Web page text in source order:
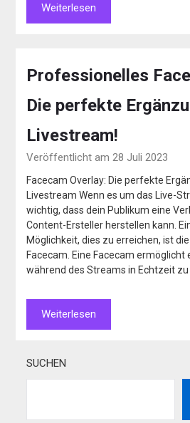
Weiterlesen
Professionelles
Die perfekte
Livestream!
Veröffentlicht am 28 Juli 2023
Facecam Overlay: Die perfekte
Livestream Wenn es um das Live-
wichtig, dass dein Publikum eine
Content-Ersteller herstellen kann.
Möglichkeit, dies zu erreichen, ist
Facecam. Eine Facecam ermöglicht
während des Streams in Echtzeit zu
Weiterlesen
SUCHEN